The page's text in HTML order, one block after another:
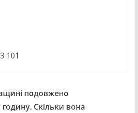
3 101
подовжено
Скільки вона